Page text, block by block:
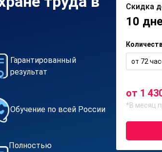
Гарантированный
результат
Обучение по всей России
Полностью
Скидка
10
от 72
от 1
*В месяц